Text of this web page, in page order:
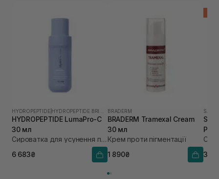
HYDROPEPTIDE
HYDROPEPTIDE LumaPro-C
30 мл
Сироватка для усунення пігментації
6 683₴
BRADERM
BRADERM Tramexal Cream
30 мл
Крем проти пігментації
1 890₴
мл
3